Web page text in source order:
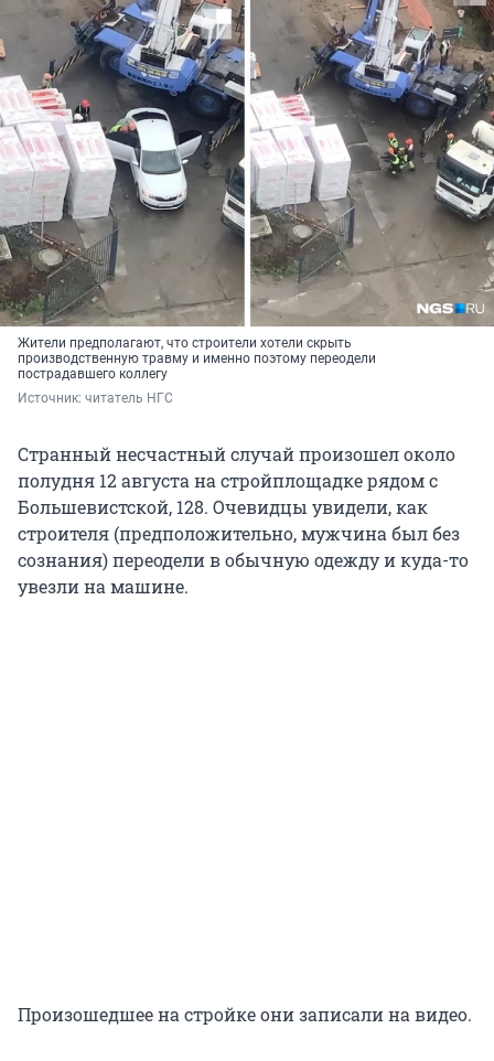
Жители предполагают, что строители хотели скрыть
производственную травму и именно поэтому переодели
пострадавшего коллегу
Источник: читатель НГС
Странный несчастный случай произошел около
полудня 12 августа на стройплощадке рядом с
Большевистской, 128. Очевидцы увидели, как
строителя (предположительно, мужчина был без
сознания) переодели в обычную одежду и куда-то
увезли на машине.
Произошедшее на стройке они записали на видео.